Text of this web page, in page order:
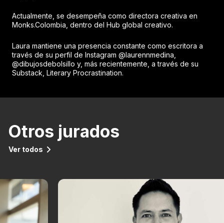
Actualmente, se desempeña como directora creativa en
Monks.Colombia, dentro del Hub global creativo.
Laura mantiene una presencia constante como escritora a
través de su perfil de Instagram @laurennmedina,
@dibujosdebolsillo y, más recientemente, a través de su
Substack, Literary Procrastination.
Otros jurados
Ver todos